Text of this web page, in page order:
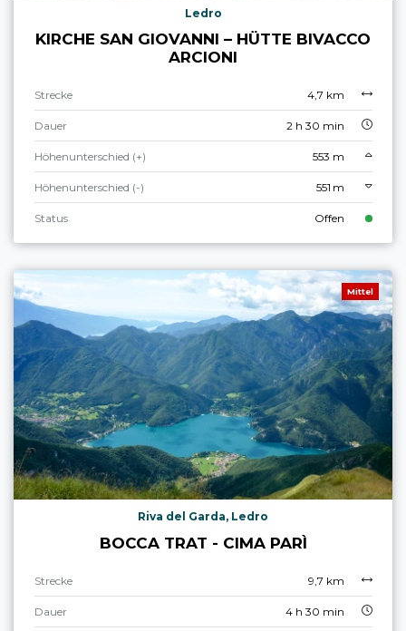
Ledro
KIRCHE SAN GIOVANNI – HÜTTE BIVACCO
ARCIONI
Strecke 4,7 km
Dauer 2 h 30 min
Höhenunterschied (+) 553 m
Höhenunterschied (-) 551 m
Status Offen
Mittel
Riva del Garda, Ledro
BOCCA TRAT - CIMA PARÌ
Strecke 9,7 km
Dauer 4 h 30 min